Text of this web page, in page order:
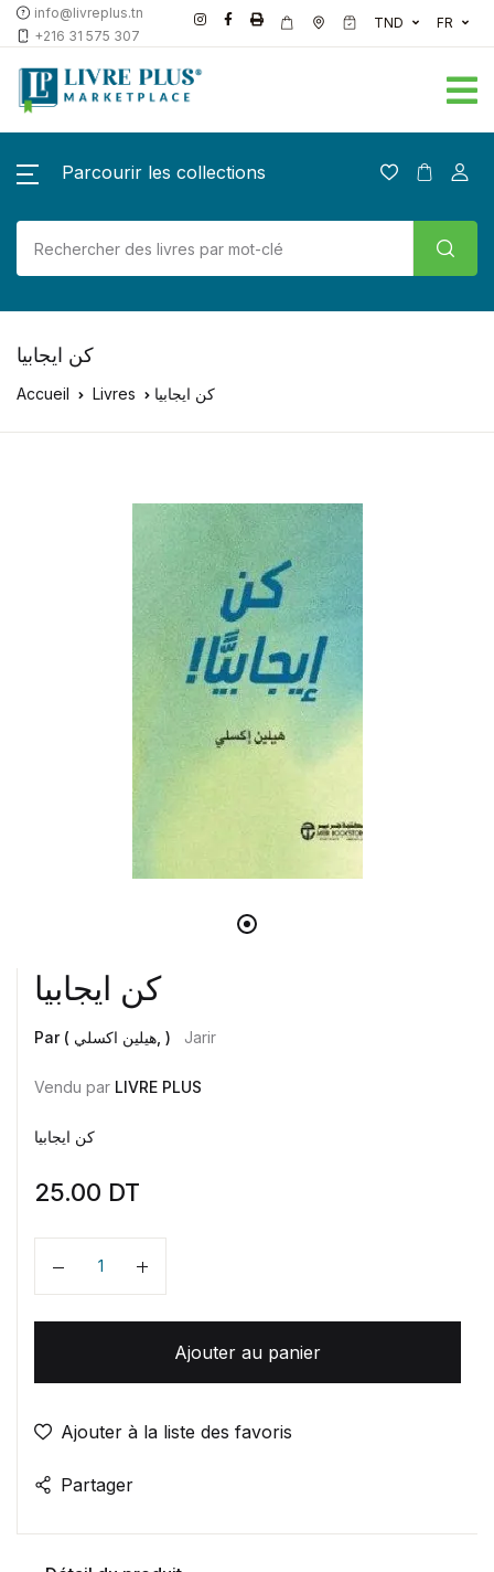
info@livreplus.tn
+216 31 575 307
TND FR
Parcourir les collections
كن ايجابيا
Accueil Livres كن ايجابيا
كن ايجابيا
Par ( هيلين اكسلي, ) Jarir
Vendu par LIVRE PLUS
كن ايجابيا
25.00 DT
Quantité
Ajouter au panier
Ajouter à la liste des favoris
Partager